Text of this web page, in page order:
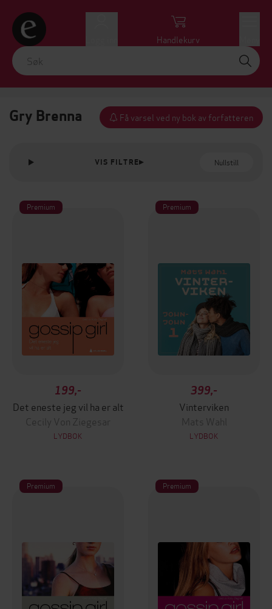
Handlekurv
Gry Brenna Få varsel ved ny bok av forfatteren
VIS FILTRE Nullstill
Premium
199,-
Det eneste jeg vil ha er alt
Cecily Von Ziegesar
LYDBOK
Premium
399,-
Vinterviken
Mats Wahl
LYDBOK
Premium Premium